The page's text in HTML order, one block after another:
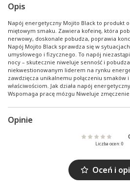
Opis
Napój energetyczny Mojito Black to produkt
miętowym smaku. Zawiera kofeinę, która
nerwowy, doskonale pobudza, poprawia
Napój Mojito Black sprawdza się w
umysłowego i fizycznego. To napój
nocy – skutecznie niweluje senność i
niekwestionowanym liderem na rynku
zawdzięcza unikalnemu połączeniu smaków
właściwościom. Jak działa napój
Wspomaga pracę mózgu Niweluje
Opinie
Liczba ocen: 0
Oceń i